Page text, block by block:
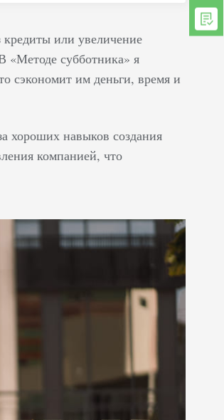
не отвлекается на
вести
реагируя на их
или увеличение
«Методе субботника» я
сэкономит им деньги, время и
хороших навыков создания
компанией, что